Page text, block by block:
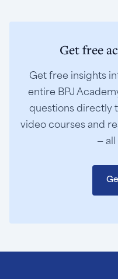
Get free
Get free insights
entire BPJ
questions directly
video courses and
— all